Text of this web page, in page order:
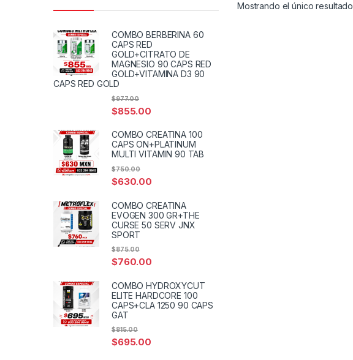
Mostrando el único resultado
COMBO BERBERINA 60
CAPS RED
GOLD+CITRATO DE
MAGNESIO 90 CAPS RED
GOLD+VITAMINA D3 90
CAPS RED GOLD
$855.00
$977.00
COMBO CREATINA 100
CAPS ON+PLATINUM
MULTI VITAMIN 90 TAB
$630.00
$750.00
COMBO CREATINA
EVOGEN 300 GR+THE
CURSE 50 SERV JNX
SPORT
$760.00
$875.00
COMBO HYDROXYCUT
ELITE HARDCORE 100
CAPS+CLA 1250 90 CAPS
GAT
$695.00
$815.00